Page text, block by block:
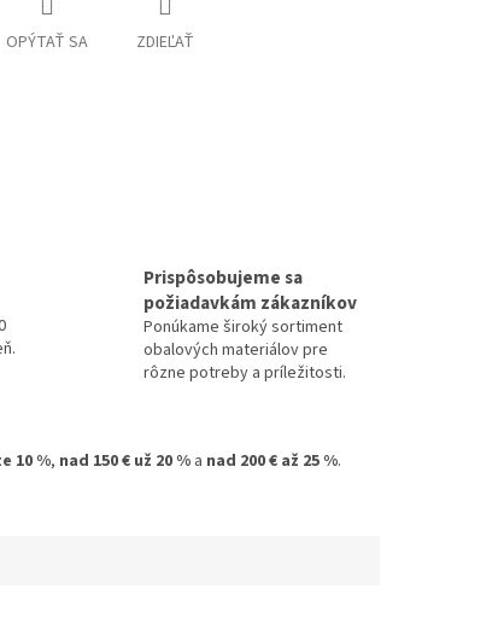
OPÝTAŤ SA ZDIEĽAŤ
Prispôsobujeme sa
požiadavkám zákazníkov
Ponúkame široký sortiment
obalových materiálov pre
rôzne potreby a príležitosti.
10 %, nad 150 € už 20 % a nad 200 € až 25 %.